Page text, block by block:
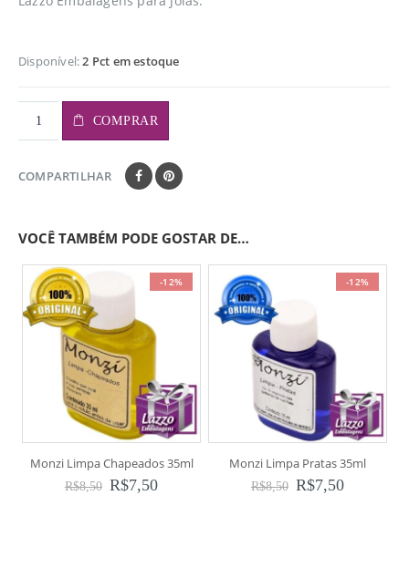
Disponível:2 Pct em estoque
COMPRAR
COMPARTILHAR
VOCÊ TAMBÉM PODE GOSTAR DE…
-12%
Monzi Limpa Chapeados 35ml
R$8,50 R$7,50
-12%
Monzi Limpa Pratas 35ml
R$8,50 R$7,50